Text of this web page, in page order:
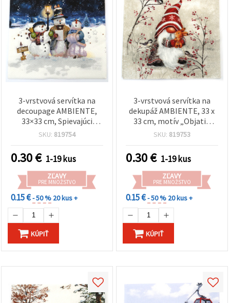
3-vrstvová servítka na
decoupage AMBIENTE,
33×33 cm, Spievajúci
snehuliaci – 1 ks
SKU: 819754
0.30€ 1-19 kus
ZĽAVY
PRE MNOŽSTVO
0.15 €- 50 % 20 kus +
KÚPIŤ
3-vrstvová servítka na
dekupáž AMBIENTE, 33 x
33 cm, motív „Objatie
škriatkov“ – 1 ks
SKU: 819753
0.30€ 1-19 kus
ZĽAVY
PRE MNOŽSTVO
0.15 €- 50 % 20 kus +
KÚPIŤ